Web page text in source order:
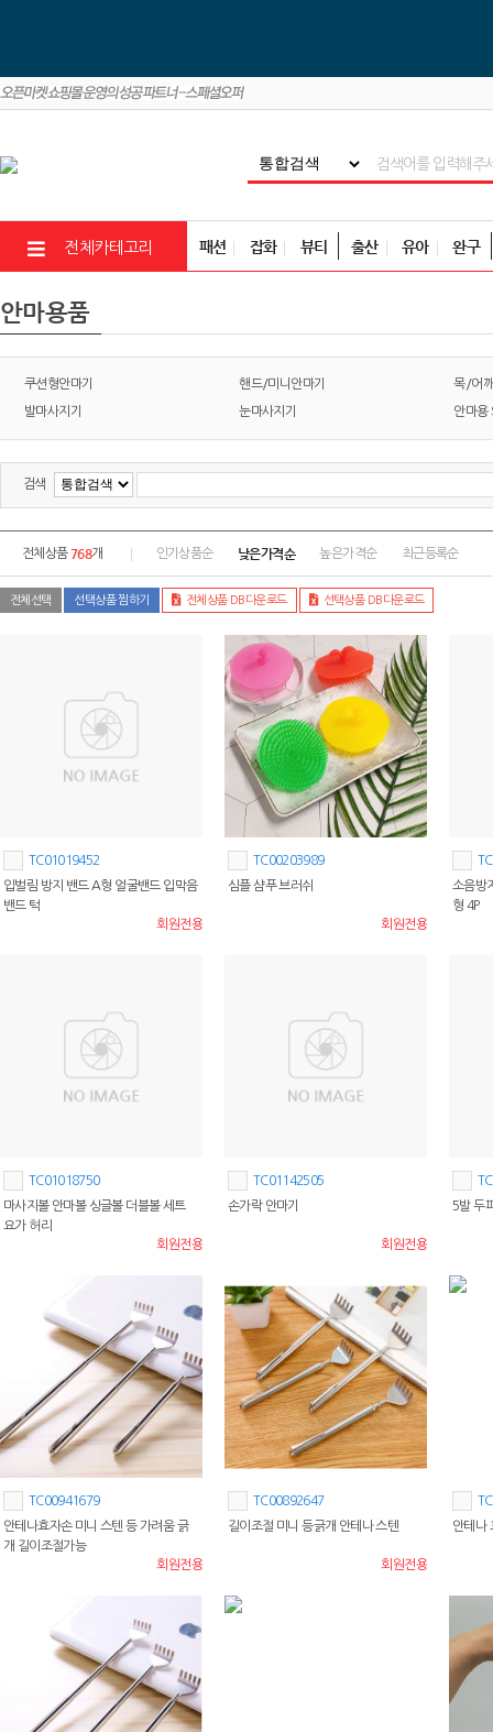
전체카테고리 패션 잡화 뷰티 출산 유아 완구
안마용품
쿠션형안마기 핸드/미니안마기 목/어
발마사지기 눈마사지기 안마용
검색
전체상품768개 인기상품순 낮은가격순 높은가격순 최근등록순
전체선택 선택상품 찜하기 전체상품 DB다운로드 선택상품 DB다운로드
TC01019452
입벌림 방지 밴드 A형 얼굴밴드 입막음
밴드 턱
회원전용
TC00203989
심플 샴푸 브러쉬
회원전용
소음방
형 4P
TC01018750
마사지볼 안마볼 싱글볼 더블볼 세트
요가 허리
회원전용
TC01142505
손가락 안마기
회원전용
5발 두
TC00941679
안테나효자손 미니 스텐 등 가려움 긁
개 길이조절가능
회원전용
TC00892647
길이조절 미니 등긁개 안테나 스텐
회원전용
안테나